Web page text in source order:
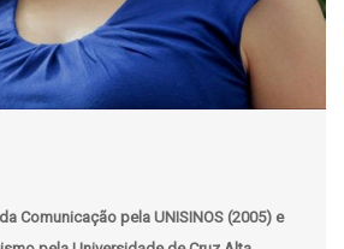
Comunicação pela UNISINOS (2005) e